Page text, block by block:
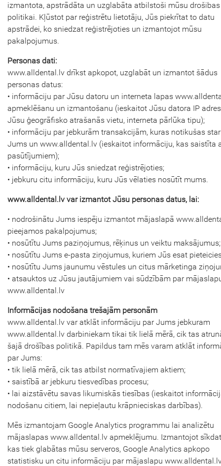
izmantota, apstrādāta un uzglabāta atbilstoši mūsu drošibas
politikai. Kļūstot par reģistrētu lietotāju, Jūs piekrītat to datu
apstrādei, ko sniedzat reģistrējoties un izmantojot mūsu
pakalpojumus.
Personas dati:
www.alldental.lv drīkst apkopot, uzglabāt un izmantot šādus
personas datus:
• informāciju par Jūsu datoru un interneta lapas
apmeklēšanu un izmantošanu (ieskaitot Jūsu datora IP
Jūsu ģeogrāfisko atrašanās vietu, interneta pārlūka tipu);
• informāciju par jebkurām transakcijām, kuras notikušas
Jums un www.alldental.lv (ieskaitot informāciju, kas saistīta
pasūtījumiem);
• informāciju, kuru Jūs sniedzat reģistrējoties;
• jebkuru citu informāciju, kuru Jūs vēlaties nosūtīt mums.
www.alldental.lv var izmantot Jūsu personas datus, lai:
• nodrošinātu Jums iespēju izmantot mājaslapā
pieejamos pakalpojumus;
• nosūtītu Jums paziņojumus, rēķinus un veiktu maksājumus;
• nosūtītu Jums e-pasta ziņojumus, kuriem Jūs esat
• nosūtītu Jums jaunumu vēstules un citus mārketinga
• atsauktos uz Jūsu jautājumiem vai sūdzībām par
www.alldental.lv
Informācijas nodošana trešajām personām
www.alldental.lv var atklāt informāciju par Jums jebkuram
www.alldental.lv darbiniekam tikai tik lielā mērā, cik tas
šajā drošības politikā. Papildus tam mēs varam atklāt
par Jums:
• tik lielā mērā, cik tas atbilst normatīvajiem aktiem;
• saistībā ar jebkuru tiesvedības procesu;
• lai aizstāvētu savas likumiskās tiesības (ieskaitot
nodošanu citiem, lai nepieļautu krāpnieciskas darbības).
Mēs izmantojam Google Analytics programmu lai analizētu
mājaslapas www.alldental.lv apmeklējumu. Izmantojot
kas tiek glabātas mūsu serveros, Google Analytics apkopo
statistisku un citu informāciju par mājaslapu